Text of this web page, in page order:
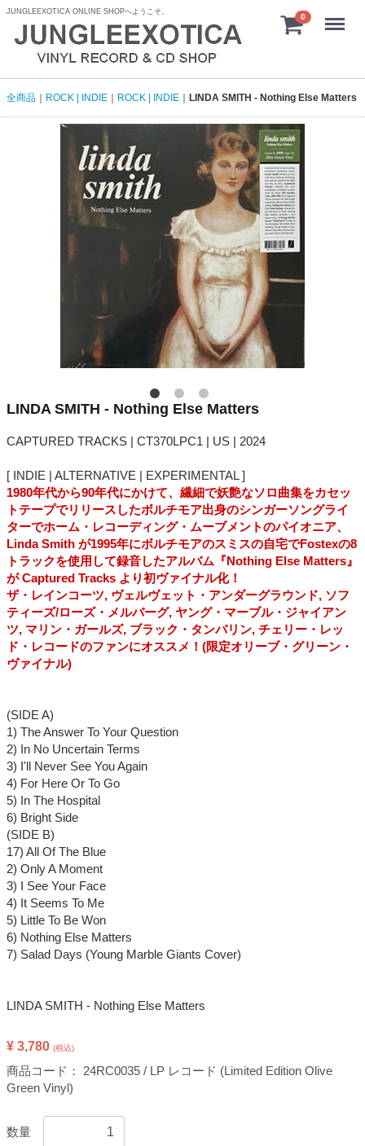
JUNGLEEXOTICA ONLINE SHOPへようこそ。
0 menu
全商品 ROCK | INDIE ROCK | INDIE LINDA SMITH - Nothing Else Matters
LINDA SMITH - Nothing Else Matters
CAPTURED TRACKS | CT370LPC1 | US | 2024
[ INDIE | ALTERNATIVE | EXPERIMENTAL ]
1980年代から90年代にかけて、繊細で妖艶なソロ曲集をカセッ
トテープでリリースしたボルチモア出身のシンガーソングライ
ターでホーム・レコーディング・ムーブメントのパイオニア、
Linda Smith が1995年にボルチモアのスミスの自宅でFostexの8
トラックを使用して録音したアルバム『Nothing Else Matters』
が Captured Tracks より初ヴァイナル化！
ザ・レインコーツ, ヴェルヴェット・アンダーグラウンド, ソフ
ティーズ/ローズ・メルバーグ, ヤング・マーブル・ジャイアン
ツ, マリン・ガールズ, ブラック・タンバリン, チェリー・レッ
ド・レコードのファンにオススメ！(限定オリーブ・グリーン・
ヴァイナル)
(SIDE A)
1) The Answer To Your Question
2) In No Uncertain Terms
3) I'll Never See You Again
4) For Here Or To Go
5) In The Hospital
6) Bright Side
(SIDE B)
17) All Of The Blue
2) Only A Moment
3) I See Your Face
4) It Seems To Me
5) Little To Be Won
6) Nothing Else Matters
7) Salad Days (Young Marble Giants Cover)
LINDA SMITH - Nothing Else Matters
¥ 3,780 (税込)
商品コード：
24RC0035 / LP レコード (Limited Edition Olive
Green Vinyl)
数量